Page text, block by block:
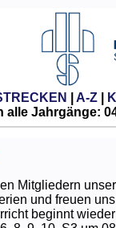
A-Z|
Jahrgänge:
Mitgliedern
und freuen
beginnt